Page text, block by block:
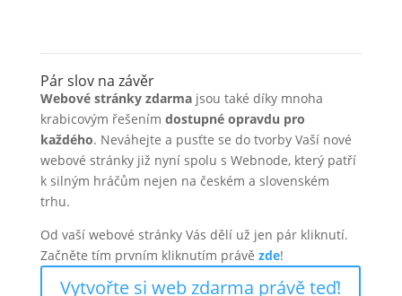
Pár slov na závěr
Webové stránky zdarmajsou také díky mnoha
krabicovým řešením dostupné opravdu pro
každého. Neváhejte a pusťte se do tvorby Vaší nové
webové stránky již nyní spolu s Webnode, který patří
k silným hráčům nejen na českém a slovenském
trhu.
Od vaší webové stránky Vás dělí už jen pár kliknutí.
Začněte tím prvním kliknutím právě zde!
Vytvořte si web zdarma právě teď!